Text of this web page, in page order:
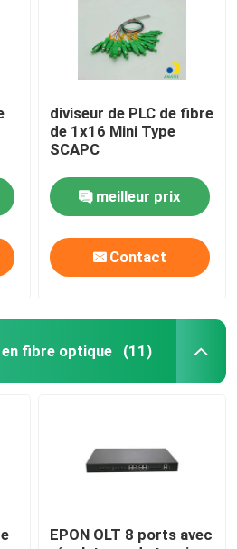
diviseur de PLC de fibre
de 1x16 Mini Type
SCAPC
meilleur prix
Contact
fibre optique (11)
EPON OLT 8 ports avec